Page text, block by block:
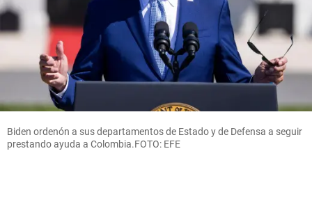
Biden ordenón a sus departamentos de Estado y de Defensa a seguir
prestando ayuda a Colombia.FOTO: EFE